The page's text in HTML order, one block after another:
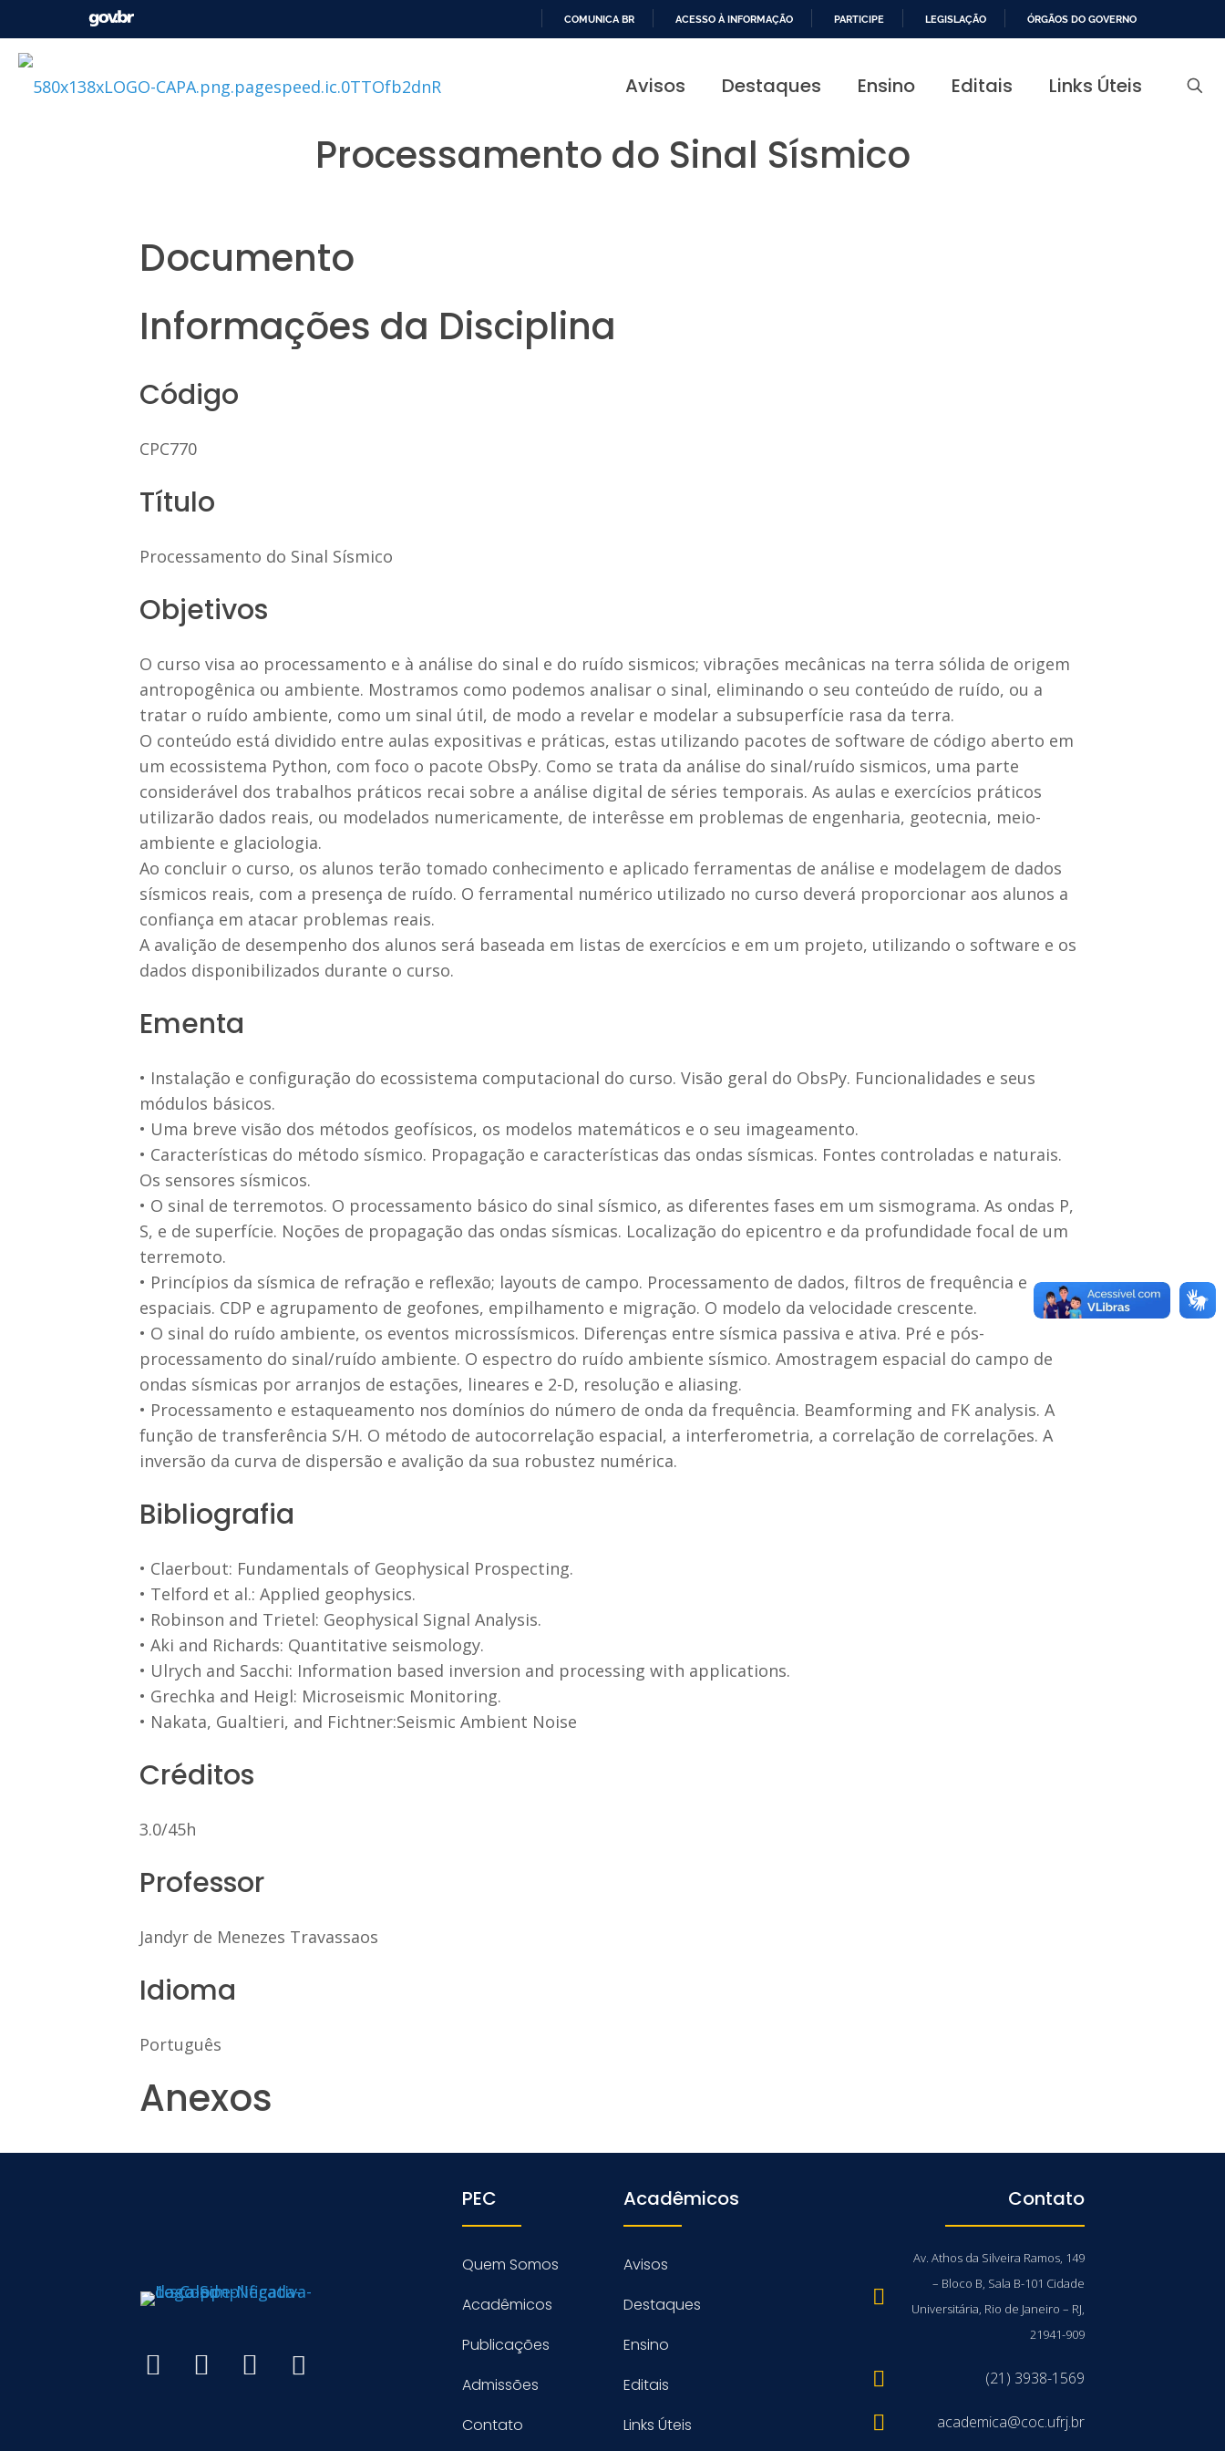
PARA
COMUNICA BR ACESSO À INFORMAÇÃO PARTICIPE LEGISLAÇÃO ÓRGÃOS DO GOVERNO
Avisos Destaques Ensino Editais Links Úteis
Processamento do Sinal Sísmico
Documento
Informações da Disciplina
Código
CPC770
Título
Processamento do Sinal Sísmico
Objetivos
O curso visa ao processamento e à análise do sinal e do ruído sismicos; vibrações mecânicas na terra sólida de origem
antropogênica ou ambiente. Mostramos como podemos analisar o sinal, eliminando o seu conteúdo de ruído, ou a
tratar o ruído ambiente, como um sinal útil, de modo a revelar e modelar a subsuperfície rasa da terra.
O conteúdo está dividido entre aulas expositivas e práticas, estas utilizando pacotes de software de código aberto em
um ecossistema Python, com foco o pacote ObsPy. Como se trata da análise do sinal/ruído sismicos, uma parte
considerável dos trabalhos práticos recai sobre a análise digital de séries temporais. As aulas e exercícios práticos
utilizarão dados reais, ou modelados numericamente, de interêsse em problemas de engenharia, geotecnia, meio-
ambiente e glaciologia.
Ao concluir o curso, os alunos terão tomado conhecimento e aplicado ferramentas de análise e modelagem de dados
sísmicos reais, com a presença de ruído. O ferramental numérico utilizado no curso deverá proporcionar aos alunos a
confiança em atacar problemas reais.
A avalição de desempenho dos alunos será baseada em listas de exercícios e em um projeto, utilizando o software e os
dados disponibilizados durante o curso.
Ementa
• Instalação e configuração do ecossistema computacional do curso. Visão geral do ObsPy. Funcionalidades e seus
módulos básicos.
• Uma breve visão dos métodos geofísicos, os modelos matemáticos e o seu imageamento.
• Características do método sísmico. Propagação e características das ondas sísmicas. Fontes controladas e naturais.
Os sensores sísmicos.
• O sinal de terremotos. O processamento básico do sinal sísmico, as diferentes fases em um sismograma. As ondas P,
S, e de superfície. Noções de propagação das ondas sísmicas. Localização do epicentro e da profundidade focal de um
terremoto.
• Princípios da sísmica de refração e reflexão; layouts de campo. Processamento de dados, filtros de frequência e
espaciais. CDP e agrupamento de geofones, empilhamento e migração. O modelo da velocidade crescente.
• O sinal do ruído ambiente, os eventos microssísmicos. Diferenças entre sísmica passiva e ativa. Pré e pós-
processamento do sinal/ruído ambiente. O espectro do ruído ambiente sísmico. Amostragem espacial do campo de
ondas sísmicas por arranjos de estações, lineares e 2-D, resolução e aliasing.
• Processamento e estaqueamento nos domínios do número de onda da frequência. Beamforming and FK analysis. A
função de transferência S/H. O método de autocorrelação espacial, a interferometria, a correlação de correlações. A
inversão da curva de dispersão e avalição da sua robustez numérica.
Bibliografia
• Claerbout: Fundamentals of Geophysical Prospecting.
• Telford et al.: Applied geophysics.
• Robinson and Trietel: Geophysical Signal Analysis.
• Aki and Richards: Quantitative seismology.
• Ulrych and Sacchi: Information based inversion and processing with applications.
• Grechka and Heigl: Microseismic Monitoring.
• Nakata, Gualtieri, and Fichtner:Seismic Ambient Noise
Créditos
3.0/45h
Professor
Jandyr de Menezes Travassaos
Idioma
Português
Anexos
PEC
Quem Somos
Acadêmicos
Publicações
Admissões
Contato
Acadêmicos
Avisos
Destaques
Ensino
Editais
Links Úteis
Contato
Av. Athos da Silveira Ramos, 149
– Bloco B, Sala B-101 Cidade
Universitária, Rio de Janeiro – RJ,
21941-909
(21) 3938-1569
academica@coc.ufrj.br